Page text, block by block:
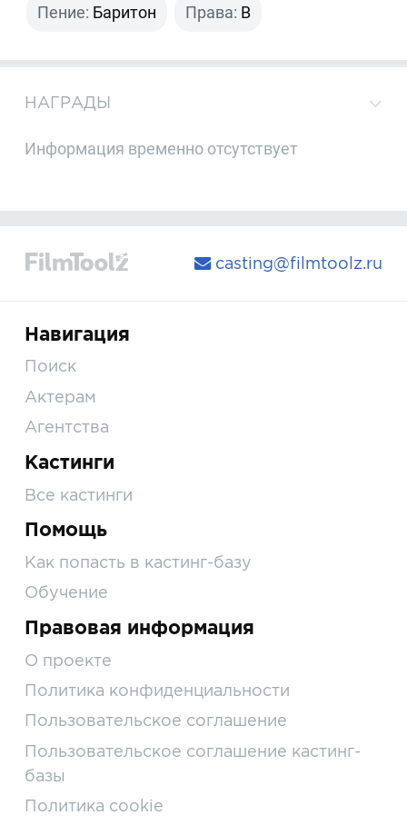
Пение: Баритон Права: B
НАГРАДЫ
Информация временно отсутствует
casting@filmtoolz.ru
Навигация
Поиск
Актерам
Агентства
Кастинги
Все кастинги
Помощь
Как попасть в кастинг-базу
Обучение
Правовая информация
О проекте
Политика конфиденциальности
Пользовательское соглашение
Пользовательское соглашение кастинг-
базы
Политика cookie